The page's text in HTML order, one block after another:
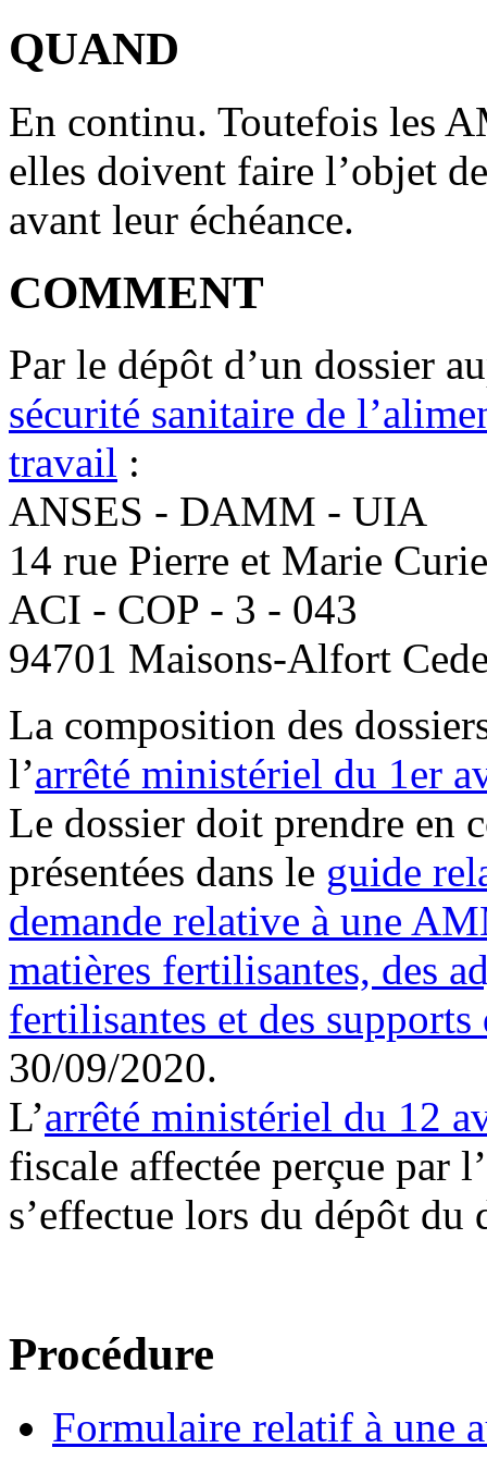
QUAND
En continu. Toutefois les
elles doivent faire l’objet
avant leur échéance.
COMMENT
Par le dépôt d’un dossier
sécurité sanitaire de
travail :
ANSES - DAMM - UIA
14 rue Pierre et Marie Curie
ACI - COP - 3 - 043
94701 Maisons-Alfort
La composition des
l’arrêté ministériel du 1er
Le dossier doit prendre en
présentées dans le guide
demande relative à une
matières fertilisantes, des
fertilisantes et des supports
30/09/2020.
L’arrêté ministériel du 12
fiscale affectée perçue par
s’effectue lors du dépôt du
Procédure
Formulaire relatif à une